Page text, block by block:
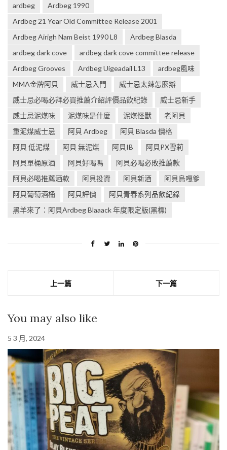
ardbeg
Ardbeg 1990
Ardbeg 21 Year Old Committee Release 2001
Ardbeg Airigh Nam Beist 1990 L8
Ardbeg Blasda
ardbeg dark cove
ardbeg dark cove committee release
Ardbeg Grooves
Ardbeg Uigeadail L13
ardbeg風味
MMA金牌阿貝
威士忌入門
威士忌太辣怎麼辦
威士忌必喝必拜必買推薦介紹評價品飲紀錄
威士忌新手
威士忌泥煤味
泥煤味是什麼 泥煤怪獸
老阿貝
重泥煤威士忌
阿貝 Ardbeg
阿貝 Blasda 價格
阿貝 低泥煤
阿貝 無泥煤 阿貝IB
阿貝PX雪莉
阿貝單桶原酒
阿貝好喝嗎
阿貝必喝必敗推薦款
阿貝必喝推薦酒款
阿貝投資 阿貝新酒
阿貝烏嘎爹
阿貝葡萄酒桶
阿貝評價
阿貝青春系列品飲紀錄
黑羊來了：阿貝Ardbeg Blaaack 年度限定版(黑標)
上一篇 下一篇
You may also like
5 3 月, 2024